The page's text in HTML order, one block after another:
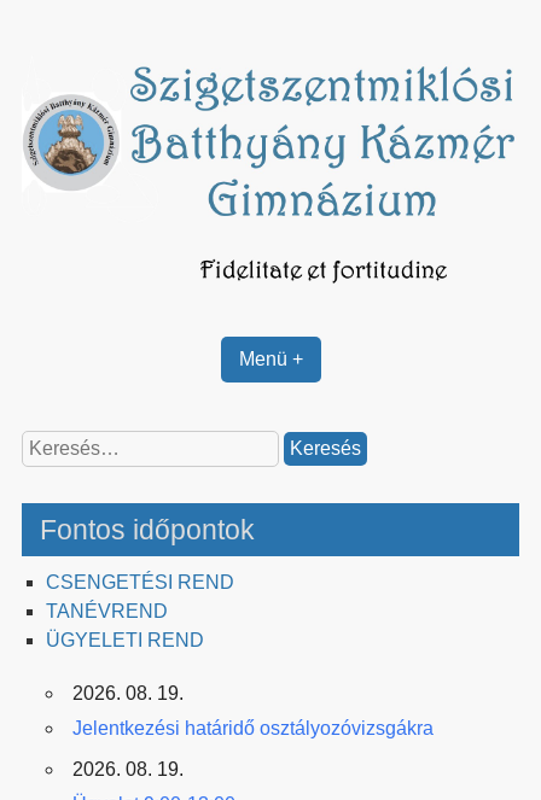
Menü +
Keresés:
Fontos időpontok
CSENGETÉSI REND
TANÉVREND
ÜGYELETI REND
2026. 08. 19.
Jelentkezési határidő osztályozóvizsgákra
2026. 08. 19.